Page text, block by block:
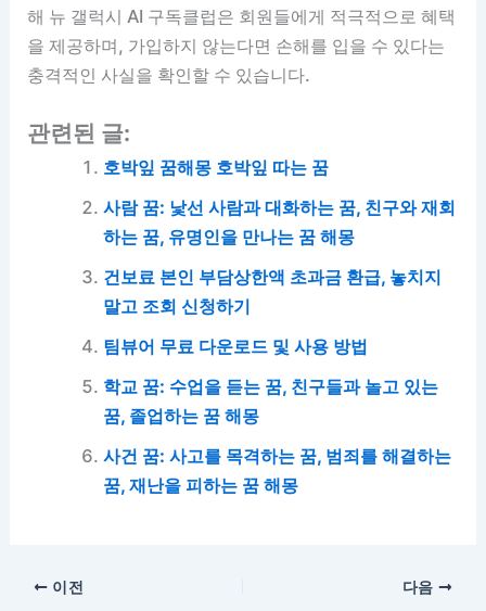
해 뉴 갤럭시 AI 구독클럽은 회원들에게 적극적으로 혜택
을 제공하며, 가입하지 않는다면 손해를 입을 수 있다는
충격적인 사실을 확인할 수 있습니다.
관련된 글:
호박잎 꿈해몽 호박잎 따는 꿈
사람 꿈: 낯선 사람과 대화하는 꿈, 친구와 재회
하는 꿈, 유명인을 만나는 꿈 해몽
건보료 본인 부담상한액 초과금 환급, 놓치지
말고 조회 신청하기
팀뷰어 무료 다운로드 및 사용 방법
학교 꿈: 수업을 듣는 꿈, 친구들과 놀고 있는
꿈, 졸업하는 꿈 해몽
사건 꿈: 사고를 목격하는 꿈, 범죄를 해결하는
꿈, 재난을 피하는 꿈 해몽
이전 다음